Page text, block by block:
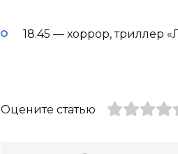
18.45 — хоррор, триллер
Оцените статью